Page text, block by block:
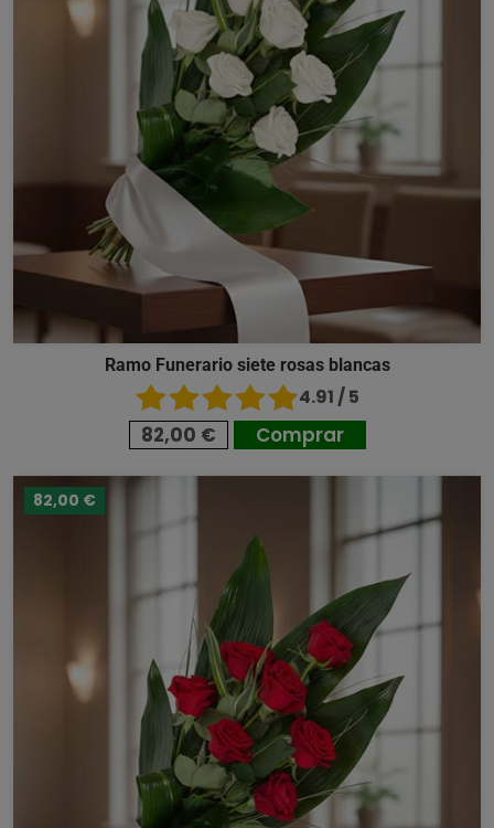
Ramo Funerario siete rosas blancas
4.91 / 5
82,00 € Comprar
82,00 €